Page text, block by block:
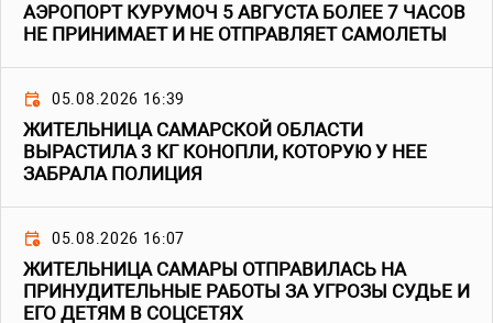
АЭРОПОРТ КУРУМОЧ 5 АВГУСТА БОЛЕЕ 7 ЧАСОВ
НЕ ПРИНИМАЕТ И НЕ ОТПРАВЛЯЕТ САМОЛЕТЫ
05.08.2026 16:39
ЖИТЕЛЬНИЦА САМАРСКОЙ ОБЛАСТИ
ВЫРАСТИЛА 3 КГ КОНОПЛИ, КОТОРУЮ У НЕЕ
ЗАБРАЛА ПОЛИЦИЯ
05.08.2026 16:07
ЖИТЕЛЬНИЦА САМАРЫ ОТПРАВИЛАСЬ НА
ПРИНУДИТЕЛЬНЫЕ РАБОТЫ ЗА УГРОЗЫ СУДЬЕ И
ЕГО ДЕТЯМ В СОЦСЕТЯХ